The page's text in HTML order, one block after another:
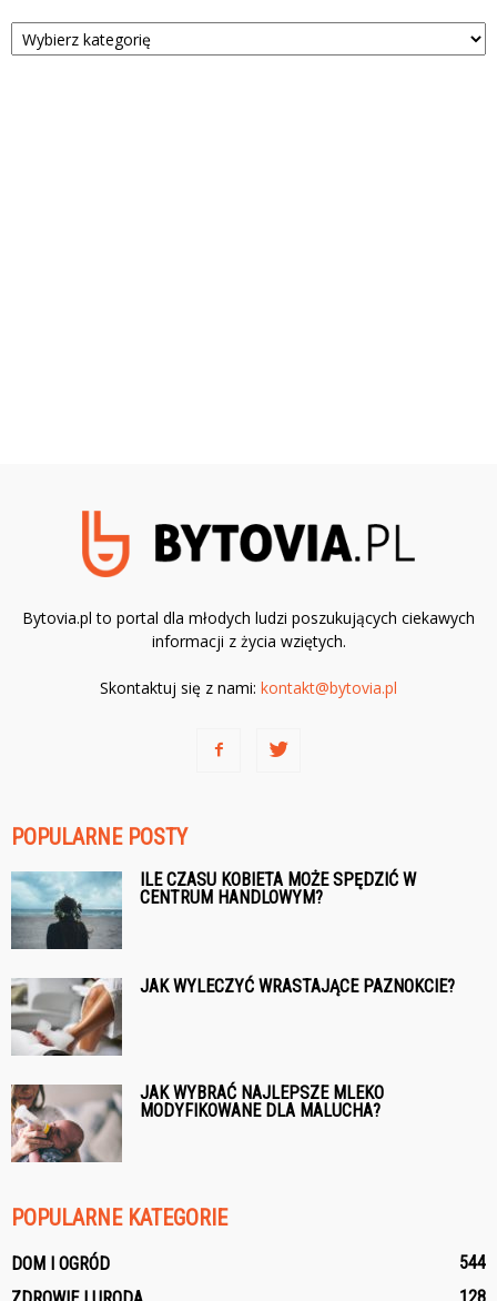
Kategorie
Bytovia.pl to portal dla młodych ludzi poszukujących ciekawych
informacji z życia wziętych.
Skontaktuj się z nami: kontakt@bytovia.pl
POPULARNE POSTY
ILE CZASU KOBIETA MOŻE SPĘDZIĆ W
CENTRUM HANDLOWYM?
JAK WYLECZYĆ WRASTAJĄCE PAZNOKCIE?
JAK WYBRAĆ NAJLEPSZE MLEKO
MODYFIKOWANE DLA MALUCHA?
POPULARNE KATEGORIE
DOM I OGRÓD
544